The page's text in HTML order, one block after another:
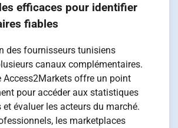
efficaces pour identifier
fiables
des fournisseurs tunisiens
canaux complémentaires.
Access2Markets offre un point
pour accéder aux statistiques
évaluer les acteurs du marché.
les marketplaces